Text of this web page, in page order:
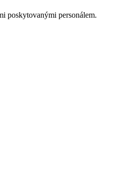
poskytovanými personálem.